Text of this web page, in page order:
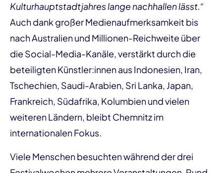
Kulturhauptstadtjahres lange nachhallen lässt.“
Auch dank großer Medienaufmerksamkeit bis
nach Australien und Millionen-Reichweite über
die Social-Media-Kanäle, verstärkt durch die
beteiligten Künstler:innen aus Indonesien, Iran,
Tschechien, Saudi-Arabien, Sri Lanka, Japan,
Frankreich, Südafrika, Kolumbien und vielen
weiteren Ländern, bleibt Chemnitz im
internationalen Fokus.
Viele Menschen besuchten während der drei